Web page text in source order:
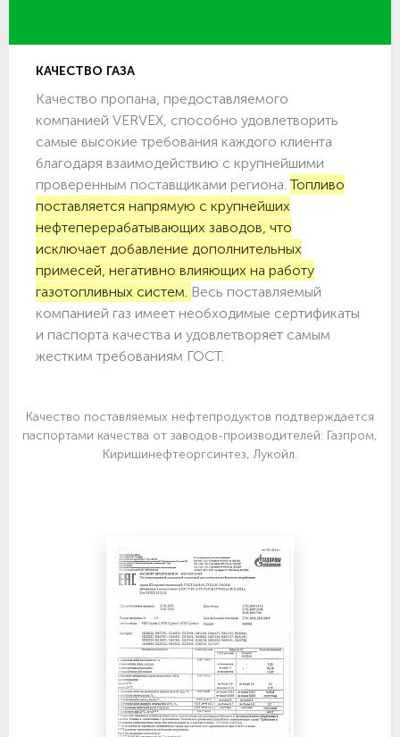
КАЧЕСТВО ГАЗА
Качество пропана, предоставляемого
компанией VERVEX, способно удовлетворить
самые высокие требования каждого клиента
благодаря взаимодействию с крупнейшими
проверенным поставщиками региона.Топливо
поставляется напрямую с крупнейших
нефтеперерабатывающих заводов, что
исключает добавление дополнительных
примесей, негативно влияющих на работу
газотопливных систем. Весь поставляемый
компанией газ имеет необходимые сертификаты
и паспорта качества и удовлетворяет самым
жестким требованиям ГОСТ.
Качество поставляемых нефтепродуктов подтверждается
паспортами качества от заводов-производителей: Газпром,
Киришинефтеоргсинтез, Лукойл.